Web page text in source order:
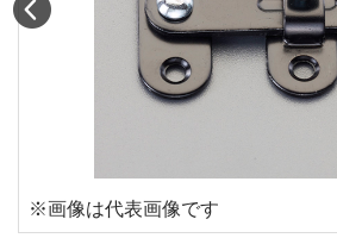
※画像は代表画像です